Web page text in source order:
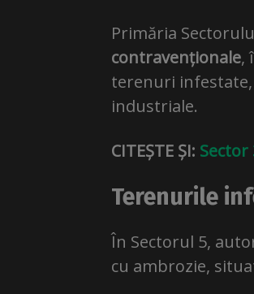
Primăria
contravenționale,
terenuri
industriale.
CITEȘTE ȘI:
Terenurile
În Sectorul 5,
cu ambrozie,